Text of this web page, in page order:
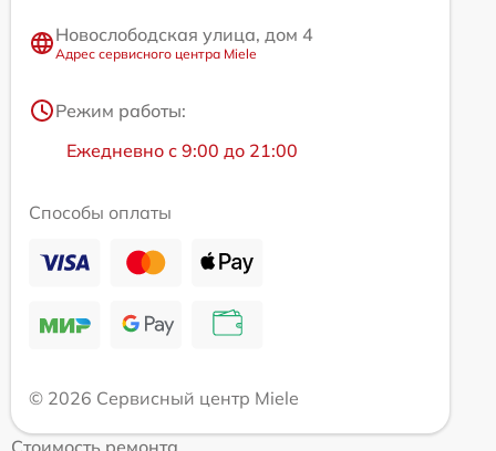
Новослободская улица, дом 4
Адрес сервисного центра Miele
Режим работы:
Ежедневно с 9:00 до 21:00
Способы оплаты
© 2026 Сервисный центр Miele
Стоимость ремонта